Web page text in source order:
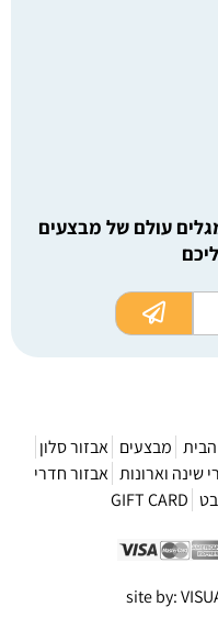
עולם של מבצעים
מבצעים
אבזור סלון
שינה וארונות
אבזור חדרי
GIFT CARD